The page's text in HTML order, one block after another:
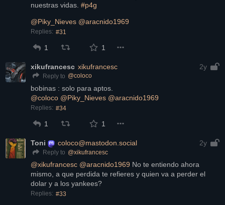
nuestras vidas. #p4g
@Piky_Nieves @aracnido1969
Replies: #31
1 1
xikufrancesc xikufrancesc 2y
Reply to @coloco
bobinas : solo para aptos.
@coloco @Piky_Nieves @aracnido1969
Replies: #34
1 1
Toni coloco@mastodon.social 2y
Reply to @xikufrancesc
@xikufrancesc @aracnido1969 No te entiendo ahora
mismo, a que perdida te refieres y quien va a perder el
dolar y a los yankees?
Replies: #33